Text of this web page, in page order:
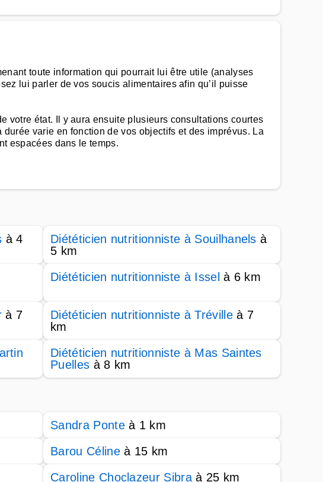
toute information qui pourrait lui être utile (analyses
lui parler de vos soucis alimentaires afin qu’il puisse
votre état. Il y aura ensuite plusieurs consultations courtes
varie en fonction de vos objectifs et des imprévus. La
espacées dans le temps.
à 4
Diététicien nutritionniste à Souilhanels à
5 km
Diététicien nutritionniste à Issel à 6 km
à 7
Diététicien nutritionniste à Trévilleà 7
km
Diététicien nutritionniste à Mas Saintes
Puelles à 8 km
Sandra Ponteà 1 km
Barou Célineà 15 km
Caroline Choclazeur Sibra à 25 km